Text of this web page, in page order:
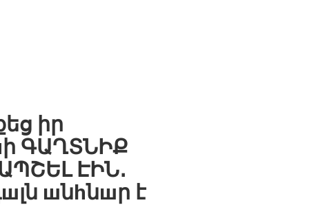
իր
ԳԱՂՏՆԻՔ
ԷԻՆ․
шնhնшր է